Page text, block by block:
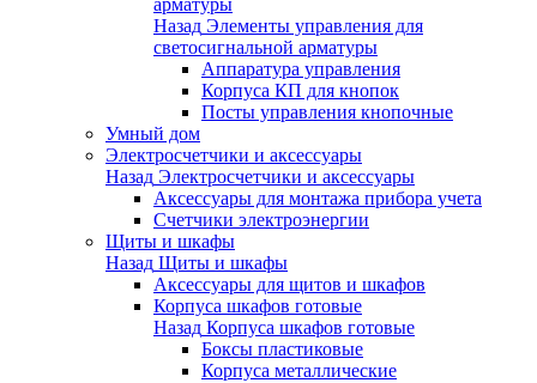
арматуры
Назад Элементы управления для
светосигнальной арматуры
Аппаратура управления
Корпуса КП для кнопок
Посты управления кнопочные
Умный дом
Электросчетчики и аксессуары
Назад Электросчетчики и аксессуары
Аксессуары для монтажа прибора учета
Счетчики электроэнергии
Щиты и шкафы
Назад Щиты и шкафы
Аксессуары для щитов и шкафов
Корпуса шкафов готовые
Назад Корпуса шкафов готовые
Боксы пластиковые
Корпуса металлические